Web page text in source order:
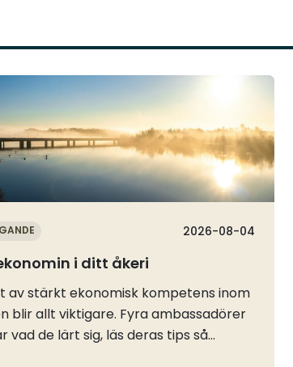
2026-08-04
i ditt åkeri
av stärkt ekonomisk kompetens inom
blir allt viktigare. Fyra ambassadörer
vad de lärt sig, läs deras tips så